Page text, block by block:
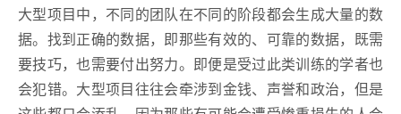
大型项目中，不同的团队在不同的阶段都会生成大量的数
据。找到正确的数据，即那些有效的、可靠的数据，既需
要技巧，也需要付出努力。即便是受过此类训练的学者也
会犯错。大型项目往往会牵涉到金钱、声誉和政治，但是